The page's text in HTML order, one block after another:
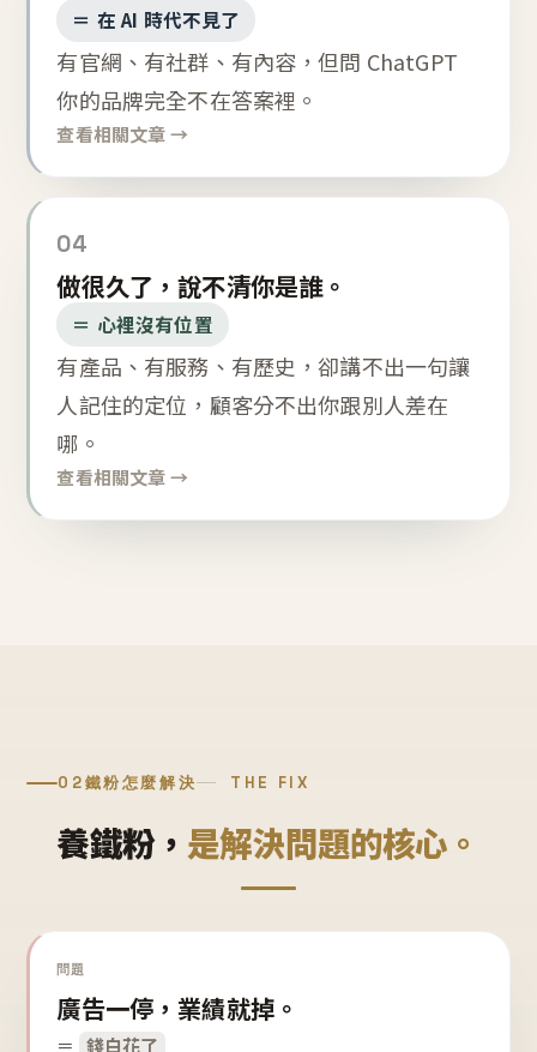
＝ 在 AI 時代不見了
有官網、有社群、有內容，但問 ChatGPT
你的品牌完全不在答案裡。
查看相關文章 →
04
做很久了，說不清你是誰。
＝ 心裡沒有位置
有產品、有服務、有歷史，卻講不出一句讓
人記住的定位，顧客分不出你跟別人差在
哪。
查看相關文章 →
02鐵粉怎麼解決 THE FIX
養鐵粉， 是解決問題的核心。
問題
廣告一停，業績就掉。
＝ 錢白花了